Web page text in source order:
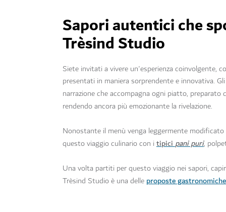
Sapori autentici che
Trèsind Studio
Siete invitati a vivere un'esperienza coinvolgente,
presentati in maniera sorprendente e innovativa.
narrazione che accompagna ogni piatto,
rendendo ancora più emozionante la rivelazione.
Nonostante il menù venga leggermente
questo viaggio culinario con i tipicipani puri,
Una volta partiti per questo viaggio nei sapori,
Trèsind Studio è una delle proposte